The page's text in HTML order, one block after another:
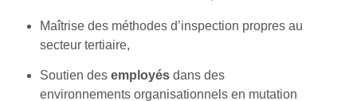
Maîtrise des méthodes d’inspection propres au
secteur tertiaire,
Soutien des employés dans des
environnements organisationnels en mutation